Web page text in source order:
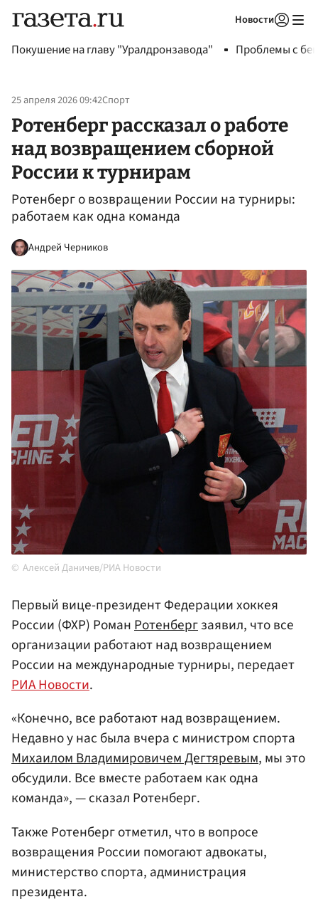
Новости
Покушение на главу "Уралдронзавода" Проблемы с
25 апреля 2026 09:42Спорт
Ротенберг рассказал о работе
над возвращением сборной
России к турнирам
Ротенберг о возвращении России на турниры:
работаем как одна команда
Андрей Черников
Алексей Даничев/РИА Новости
Первый вице-президент Федерации хоккея
России (ФХР) РоманРотенбергзаявил, что все
организации работают над возвращением
России на международные турниры, передает
РИА Новости.
«Конечно, все работают над возвращением.
Недавно у нас была вчера с министром спорта
Михаилом Владимировичем Дегтяревым, мы это
обсудили. Все вместе работаем как одна
команда», — сказал Ротенберг.
Также Ротенберг отметил, что в вопросе
возвращения России помогают адвокаты,
министерство спорта, администрация
президента.